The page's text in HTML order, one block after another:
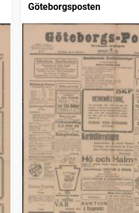
Göteborgsposten